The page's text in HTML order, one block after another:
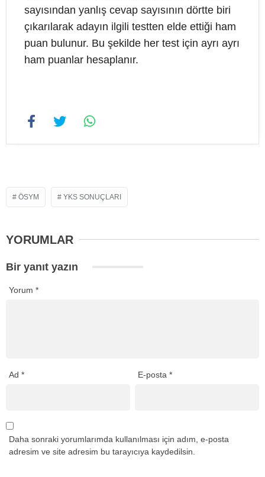
sayısından yanlış cevap sayısının dörtte biri
çıkarılarak adayın ilgili testten elde ettiği ham
puan bulunur. Bu şekilde her test için ayrı ayrı
ham puanlar hesaplanır.
ÖSYM YKS SONUÇLARI
YORUMLAR
Bir yanıt yazın
Yorum *
Ad * E-posta*
Daha sonraki yorumlarımda kullanılması için adım, e-posta
adresim ve site adresim bu tarayıcıya kaydedilsin.